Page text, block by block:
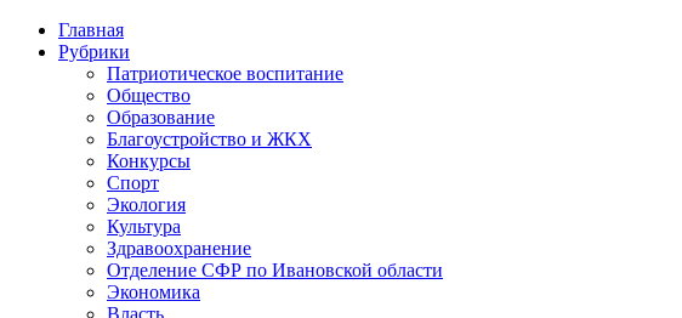
Главная
Рубрики
Патриотическое воспитание
Общество
Образование
Благоустройство и ЖКХ
Конкурсы
Спорт
Экология
Культура
Здравоохранение
Отделение СФР по Ивановской области
Экономика
Власть